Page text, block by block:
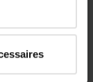
Noyer